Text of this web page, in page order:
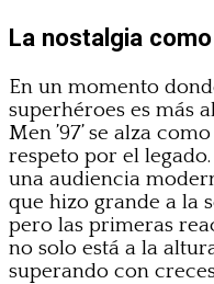
La nostalgia
En un momento
superhéroes es más
Men ’97’ se alza
respeto por el
una audiencia
que hizo grande a la
pero las primeras
no solo está a la
superando con